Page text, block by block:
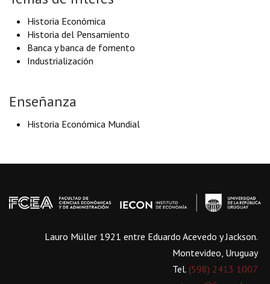
Historia Económica
Historia del Pensamiento
Banca y banca de fomento
Industrialización
Enseñanza
Historia Económica Mundial
Lauro Müller 1921 entre Eduardo Acevedo y Jackson.
Montevideo, Uruguay
Tel. (598) 2413 1007